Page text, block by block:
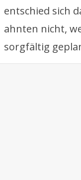
entschied sich
ahnten nicht,
sorgfältig